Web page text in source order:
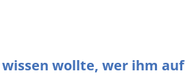
wollte, wer ihm auf